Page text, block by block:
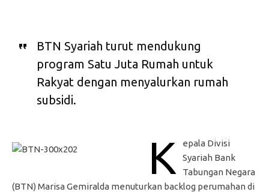
BTN Syariah turut mendukung
program Satu Juta Rumah untuk
Rakyat dengan menyalurkan rumah
subsidi.
K
epala Divisi
Syariah Bank
Tabungan Negara
(BTN) Marisa Gemiralda menuturkan backlog perumahan di